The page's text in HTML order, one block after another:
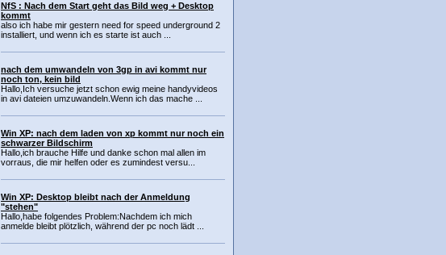
NfS : Nach dem Start geht das Bild weg + Desktop
kommt
also ich habe mir gestern need for speed underground 2
installiert, und wenn ich es starte ist auch ...
nach dem umwandeln von 3gp in avi kommt nur
noch ton, kein bild
Hallo,Ich versuche jetzt schon ewig meine handyvideos
in avi dateien umzuwandeln.Wenn ich das mache ...
Win XP: nach dem laden von xp kommt nur noch ein
schwarzer Bildschirm
Hallo,ich brauche Hilfe und danke schon mal allen im
vorraus, die mir helfen oder es zumindest versu...
Win XP: Desktop bleibt nach der Anmeldung
"stehen"
Hallo,habe folgendes Problem:Nachdem ich mich
anmelde bleibt plötzlich, während der pc noch lädt ...